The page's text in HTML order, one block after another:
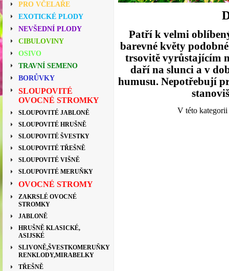
PRO VČELAŘE
EXOTICKÉ PLODY
NEVŠEDNÍ PLODY
CIBULOVINY
OSIVO
TRAVNÍ SEMENO
BORŮVKY
SLOUPOVITÉ
OVOCNÉ STROMKY
SLOUPOVITÉ JABLONĚ
SLOUPOVITÉ HRUŠNĚ
SLOUPOVITÉ ŠVESTKY
SLOUPOVITÉ TŘEŠNĚ
SLOUPOVITÉ VIŠNĚ
SLOUPOVITÉ MERUŇKY
OVOCNÉ STROMY
ZAKRSLÉ OVOCNÉ
STROMKY
JABLONĚ
HRUŠNĚ KLASICKÉ,
ASIJSKÉ
SLIVONĚ,ŠVESTKOMERUŇKY
RENKLODY,MIRABELKY
TŘEŠNĚ
Patří k velmi
barevné květy
trsovitě vyrůstajícím
daří na slunci a v
humusu. Nepotřebují
V této kategorii